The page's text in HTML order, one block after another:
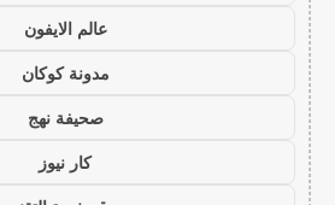
عالم الايفون
مدونة كوكان
صحيفة نهج
كار نيوز